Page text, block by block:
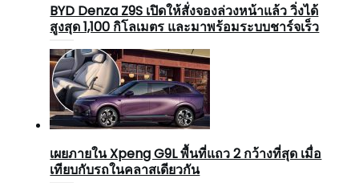
BYD Denza Z9S เปิดให้สั่งจองล่วงหน้าแล้ว วิ่งได้
สูงสุด 1,100 กิโลเมตร และมาพร้อมระบบชาร์จเร็ว
เผยภายใน Xpeng G9L พื้นที่แถว 2 กว้างที่สุด เมื่อ
เทียบกับรถในคลาสเดียวกัน